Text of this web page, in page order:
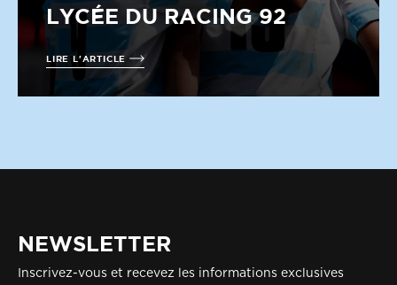
LYCÉE DU RACING 92
LIRE L'ARTICLE
NEWSLETTER
Inscrivez-vous et recevez les informations exclusives